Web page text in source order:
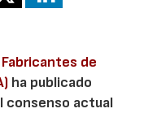
de
ha publicado
consenso actual